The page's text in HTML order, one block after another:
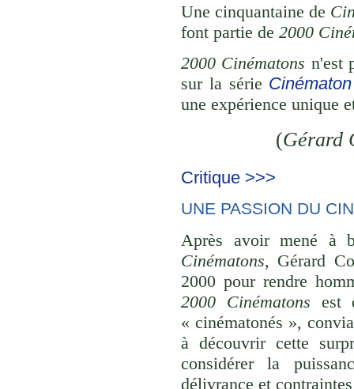
Une cinquantaine de
font partie de2000
2000 Cinématons n'est
sur la série Cinématon
une expérience unique
(Gérard
Critique >>>
UNE PASSION DU
Après avoir mené à
Cinématons, Gérard
2000 pour rendre
2000 Cinématons est
« cinématonés »,
à découvrir cette
considérer la
délivrance et